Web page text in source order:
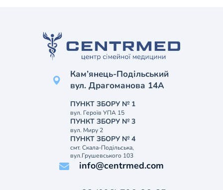
Кам’янець-Подільський
вул. Драгоманова 14А
ПУНКТ ЗБОРУ № 1
вул. Героїв УПА 15
ПУНКТ ЗБОРУ № 3
вул. Миру 2
ПУНКТ ЗБОРУ № 4
смт. Скала-Подільська,
вул.Грушевського 103
info@centrmed.com